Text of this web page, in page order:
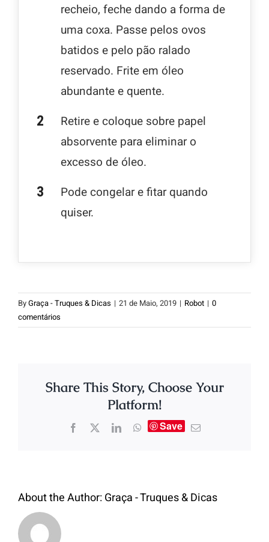
recheio, feche dando a forma de
uma coxa. Passe pelos ovos
batidos e pelo pão ralado
reservado. Frite em óleo
abundante e quente.
Retire e coloque sobre papel
absorvente para eliminar o
excesso de óleo.
Pode congelar e fitar quando
quiser.
ByGraça - Truques & Dicas | 21 de Maio, 2019 | Robot | 0
comentários
Share This Story, Choose Your
Platform!
Save
About the Author:Graça - Truques & Dicas